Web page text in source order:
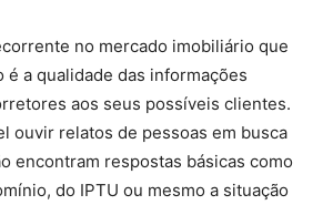
no mercado imobiliário que
a qualidade das informações
aos seus possíveis clientes.
ouvir relatos de pessoas em busca
encontram respostas básicas como
do IPTU ou mesmo a situação